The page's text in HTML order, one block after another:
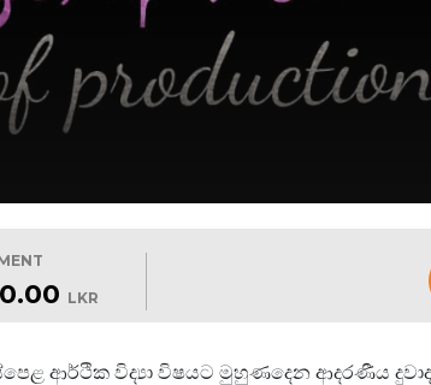
LKR
ආර්ථික විද්‍යා විෂයට මුහුණදෙන ආදරණීය